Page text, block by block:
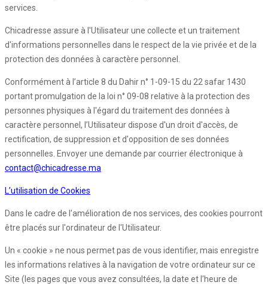
services.
Chicadresse assure à l'Utilisateur une collecte et un traitement
d'informations personnelles dans le respect de la vie privée et de la
protection des données à caractère personnel.
Conformément à l’article 8 du Dahir n° 1-09-15 du 22 safar 1430
portant promulgation de la loi n° 09-08 relative à la protection des
personnes physiques à l'égard du traitement des données à
caractère personnel, l’Utilisateur dispose d'un droit d'accès, de
rectification, de suppression et d'opposition de ses données
personnelles. Envoyer une demande par courrier électronique à
contact@chicadresse.ma
L’utilisation de Cookies
Dans le cadre de l'amélioration de nos services, des cookies pourront
être placés sur l'ordinateur de l'Utilisateur.
Un « cookie » ne nous permet pas de vous identifier, mais enregistre
les informations relatives à la navigation de votre ordinateur sur ce
Site (les pages que vous avez consultées, la date et l'heure de